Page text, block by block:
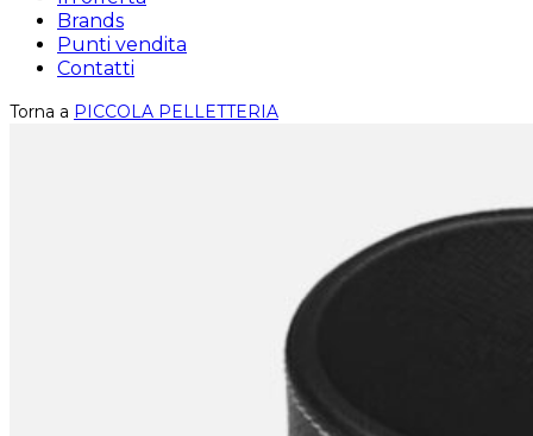
Brands
Punti vendita
Contatti
Torna a PICCOLA PELLETTERIA